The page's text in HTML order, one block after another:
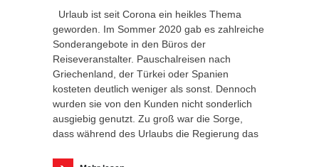
Urlaub ist seit Corona ein heikles Thema
geworden. Im Sommer 2020 gab es zahlreiche
Sonderangebote in den Büros der
Reiseveranstalter. Pauschalreisen nach
Griechenland, der Türkei oder Spanien
kosteten deutlich weniger als sonst. Dennoch
wurden sie von den Kunden nicht sonderlich
ausgiebig genutzt. Zu groß war die Sorge,
dass während des Urlaubs die Regierung das